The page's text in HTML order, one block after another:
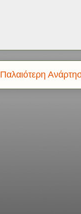
Παλαιότερη